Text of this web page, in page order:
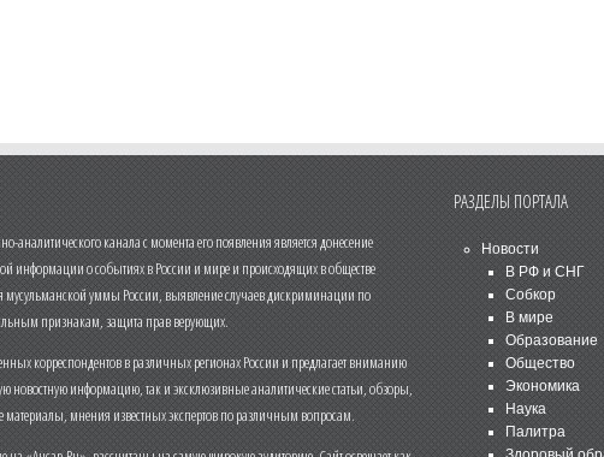
канала с момента его появления является донесение
информации о событиях в России и мире и происходящих в обществе
мусульманской уммы России, выявление случаев дискриминации по
признакам, защита прав верующих.
корреспондентов в различных регионах России и предлагает вниманию
новостную информацию, так и эксклюзивные аналитические статьи, обзоры,
материалы, мнения известных экспертов по различным вопросам.
РАЗДЕЛЫ ПОРТАЛА
Новости
В РФ и СНГ
Собкор
В мире
Образование
Общество
Экономика
Наука
Палитра